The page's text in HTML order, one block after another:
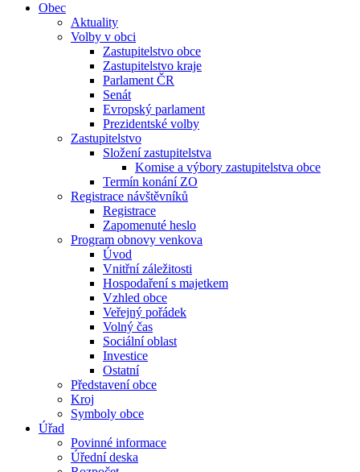
Obec
Aktuality
Volby v obci
Zastupitelstvo obce
Zastupitelstvo kraje
Parlament ČR
Senát
Evropský parlament
Prezidentské volby
Zastupitelstvo
Složení zastupitelstva
Komise a výbory zastupitelstva obce
Termín konání ZO
Registrace návštěvníků
Registrace
Zapomenuté heslo
Program obnovy venkova
Úvod
Vnitřní záležitosti
Hospodaření s majetkem
Vzhled obce
Veřejný pořádek
Volný čas
Sociální oblast
Investice
Ostatní
Představení obce
Kroj
Symboly obce
Úřad
Povinné informace
Úřední deska